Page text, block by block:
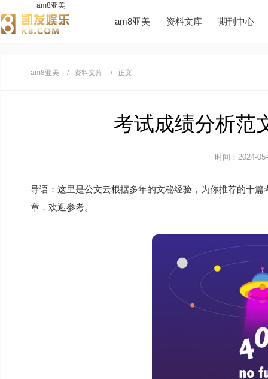
am8亚美
am8亚美 资料文库 期刊中心
am8亚美 资料文库 正文
考试成绩分析范
时间：2024-
导语：这里是公文云根据多年的文秘经验，为你推荐的十
章，欢迎参考。